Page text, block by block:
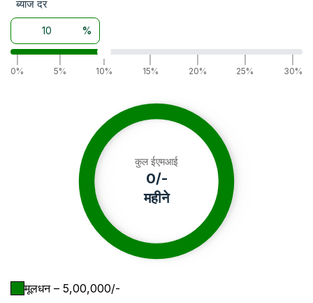
ब्याज दर
%
0%
5%
|
10%
15%
20%
25%
30%
कुल ईएमआई
0/-
महीने
मूलधन– ₹ 5,00,000/-